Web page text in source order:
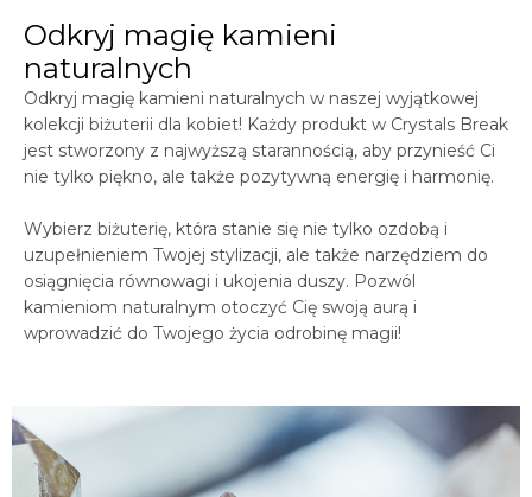
Odkryj magię kamieni
naturalnych
Odkryj magię kamieni naturalnych w naszej wyjątkowej
kolekcji biżuterii dla kobiet! Każdy produkt w Crystals Break
jest stworzony z najwyższą starannością, aby przynieść Ci
nie tylko piękno, ale także pozytywną energię i harmonię.
Wybierz biżuterię, która stanie się nie tylko ozdobą i
uzupełnieniem Twojej stylizacji, ale także narzędziem do
osiągnięcia równowagi i ukojenia duszy. Pozwól
kamieniom naturalnym otoczyć Cię swoją aurą i
wprowadzić do Twojego życia odrobinę magii!